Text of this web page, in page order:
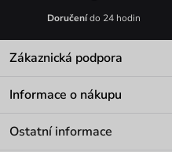
Doručenído 24 hodin
Zákaznická podpora
Informace o nákupu
Ostatní informace